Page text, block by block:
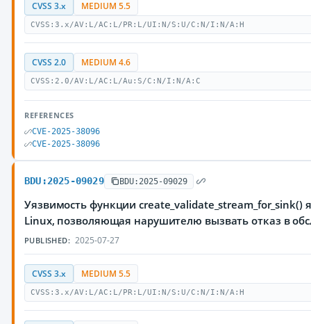
CVSS 3.x MEDIUM 5.5
CVSS:3.x/AV:L/AC:L/PR:L/UI:N/S:U/C:N/I:N/A:H
CVSS 2.0 MEDIUM 4.6
CVSS:2.0/AV:L/AC:L/Au:S/C:N/I:N/A:C
REFERENCES
CVE-2025-38096
CVE-2025-38096
BDU:2025-09029 BDU:2025-09029
Уязвимость функции
Linux, позволяющая нарушителю вызвать отказ в
PUBLISHED: 2025-07-27
CVSS 3.x MEDIUM 5.5
CVSS:3.x/AV:L/AC:L/PR:L/UI:N/S:U/C:N/I:N/A:H